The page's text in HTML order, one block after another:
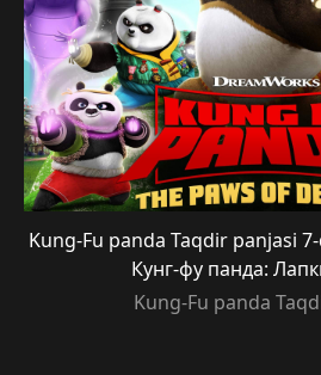
Kung-Fu panda Taqdir panjasi
Кунг-фу панда:
Kung-Fu panda